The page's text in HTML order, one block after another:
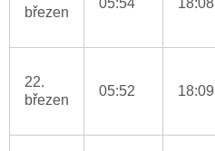
březen
05:54 18:08
22.
březen
05:52 18:09